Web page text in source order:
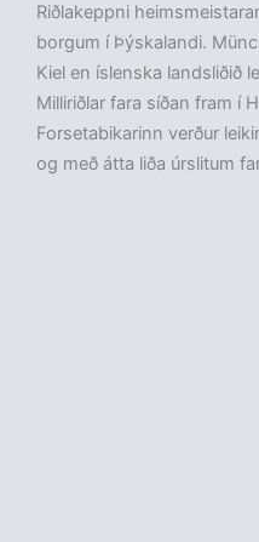
Riðlakeppni
borgum í Þýskalandi.
Kiel en íslenska landsliðið
Milliriðlar fara síðan fram í
Forsetabikarinn verður
og með átta liða úrslitum